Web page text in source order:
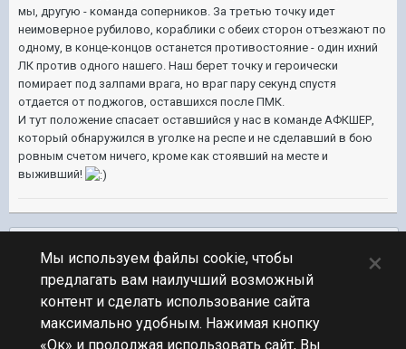
мы, другую - команда соперников. За третью точку идет
неимоверное рубилово, кораблики с обеих сторон отъезжают по
одному, в конце-концов останется противостояние - один ихний
ЛК против одного нашего. Наш берет точку и героически
помирает под залпами врага, но враг пару секунд спустя
отдается от поджогов, оставшихся после ПМК.
И тут положение спасает оставшийся у нас в команде АФКШЕР,
который обнаружился в уголке на респе и не сделавший в бою
ровным счетом ничего, кроме как стоявший на месте и
выживший!
ПЕРЕЙТИ К СПИСКУ ТЕМ
Флудилка
Мы используем файлы cookie, чтобы
предлагать вам наилучший возможный
контент и сделать использование сайта
максимально удобным. Нажимая кнопку
«Ок» и продолжая использовать сайт, Вы
×